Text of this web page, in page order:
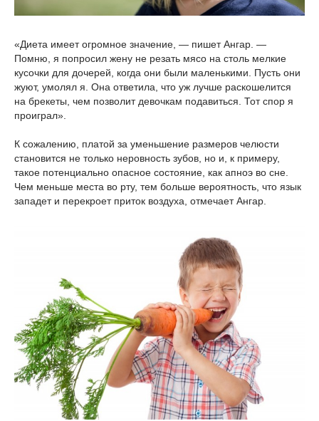
«Диета имеет огромное значение, — пишет Ангар. —
Помню, я попросил жену не резать мясо на столь мелкие
кусочки для дочерей, когда они были маленькими. Пусть они
жуют, умолял я. Она ответила, что уж лучше раскошелится
на брекеты, чем позволит девочкам подавиться. Тот спор я
проиграл».
К сожалению, платой за уменьшение размеров челюсти
становится не только неровность зубов, но и, к примеру,
такое потенциально опасное состояние, как апноэ во сне.
Чем меньше места во рту, тем больше вероятность, что язык
западет и перекроет приток воздуха, отмечает Ангар.